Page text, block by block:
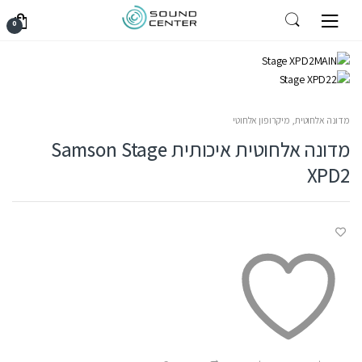
0
עמוד הבית ציוד הגברה מדונה אלחוטית
מדונה אלחוטית איכותית
Samson Stage XPD2
מדונה אלחוטית מיקרופון אלחוטי
מדונה אלחוטית איכותית Samson Stage
XPD2